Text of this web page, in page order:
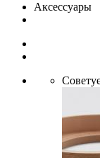
Аксессуары